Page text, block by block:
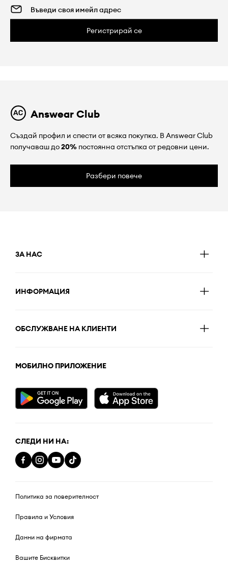
Регистрирай се
Answear Club
Създай профил и спести от всяка покупка. В Answear Club
получаваш до20% постоянна отстъпка от редовни цени.
Разбери повече
ЗА НАС
ИНФОРМАЦИЯ
ОБСЛУЖВАНЕ НА КЛИЕНТИ
МОБИЛНО ПРИЛОЖЕНИЕ
СЛЕДИ НИ НА:
Политика за поверителност
Правила и Условия
Данни на фирмата
Вашите Бисквитки